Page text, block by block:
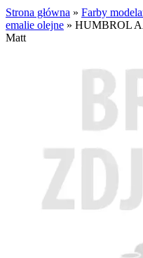
Strona główna » Farby
emalie olejne » HUMBROL
Matt